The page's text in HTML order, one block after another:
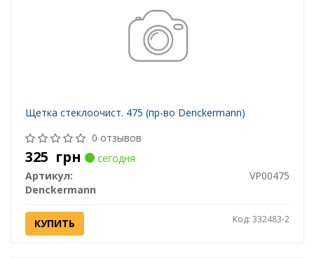
Щетка стеклоочист. 475 (пр-во Denckermann)
0 отзывов
325 грн
сегодня
Артикул:
VP00475
Denckermann
КУПИТЬ Код: 332483-2